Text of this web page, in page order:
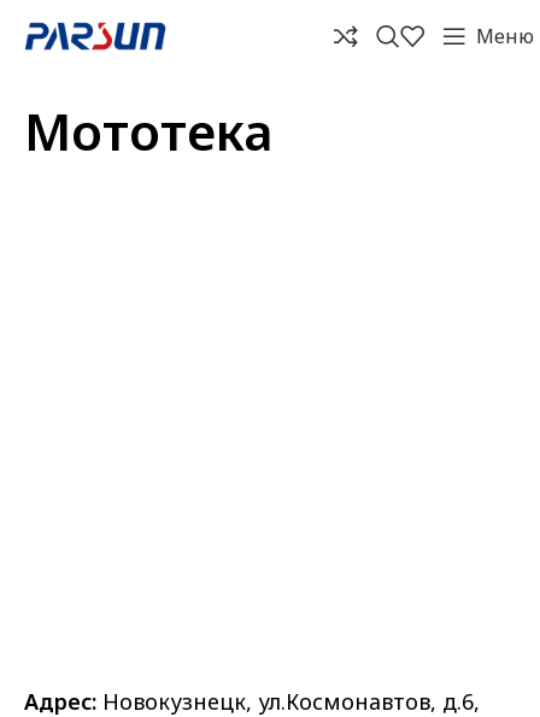
Меню
Мототека
Адрес: Новокузнецк, ул.Космонавтов, д.6,